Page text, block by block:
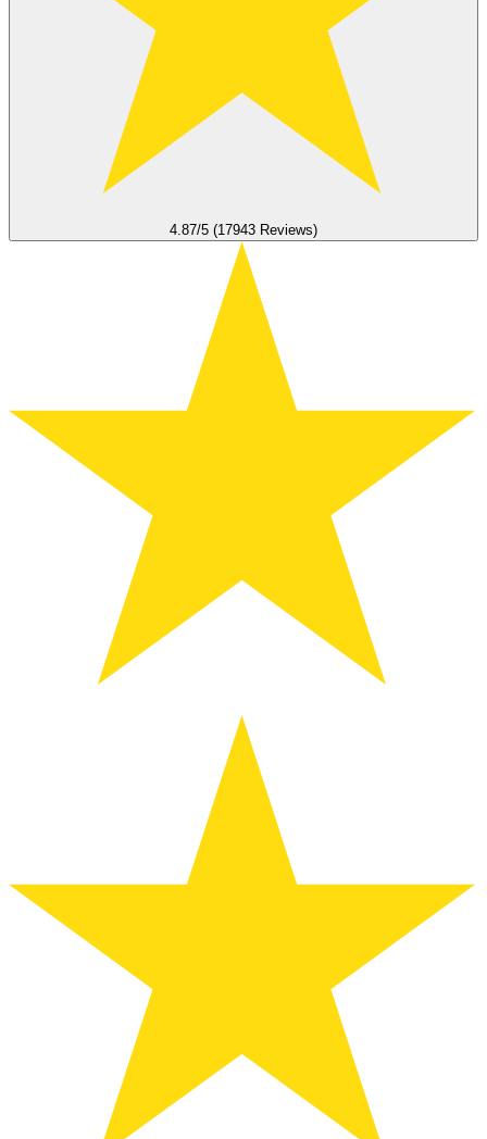
4.87/5 (17943 Reviews)